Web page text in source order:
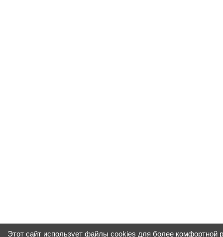
Этот сайт использует файлы cookies для более комфортной